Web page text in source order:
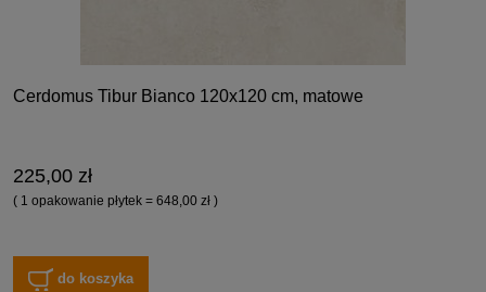
Cerdomus Tibur Bianco 120x120 cm, matowe
225,00 zł
( 1 opakowanie płytek = 648,00 zł )
do koszyka